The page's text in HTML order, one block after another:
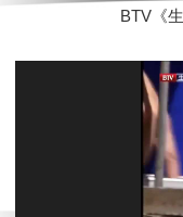
BTV《